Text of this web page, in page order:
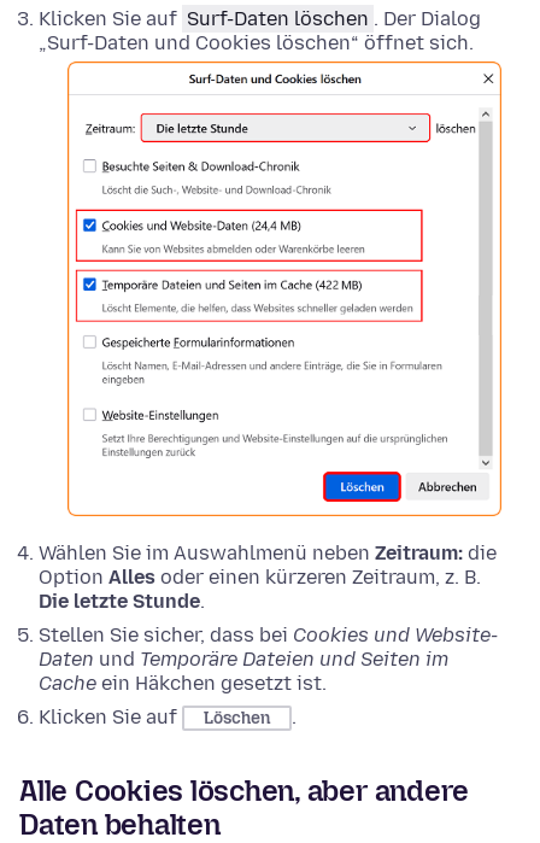
Klicken Sie auf Surf-Daten löschen . Der Dialog
„Surf-Daten und Cookies löschen“ öffnet sich.
Wählen Sie im Auswahlmenü neben Zeitraum: die
Option Alles oder einen kürzeren Zeitraum, z. B.
Die letzte Stunde.
Stellen Sie sicher, dass bei Cookies und Website-
Daten und Temporäre Dateien und Seiten im
Cache ein Häkchen gesetzt ist.
Klicken Sie auf
Löschen .
Alle Cookies löschen, aber andere
Daten behalten